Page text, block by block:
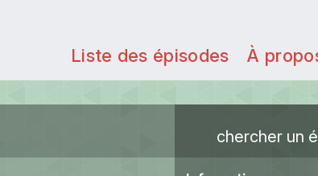
Liste des épisodes À
chercher un